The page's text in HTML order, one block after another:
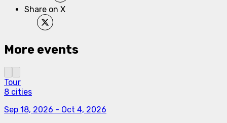
Share on X
More events
Tour
8 cities
Sep 18, 2026 - Oct 4, 2026